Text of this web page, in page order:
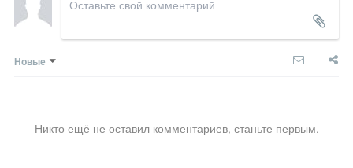
Новые
Никто ещё не оставил комментариев, станьте первым.